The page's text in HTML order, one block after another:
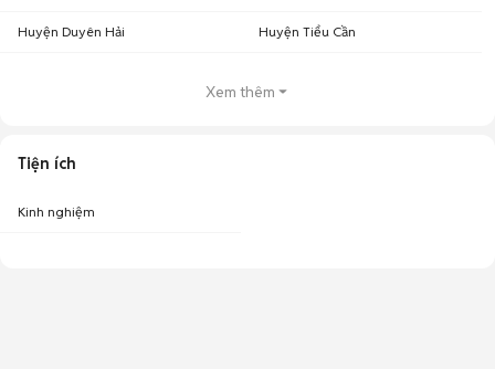
Huyện Duyên Hải Huyện Tiểu Cần
Xem thêm
Tiện ích
Kinh nghiệm